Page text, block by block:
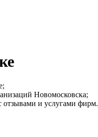
Новомосковска;
отзывами и услугами фирм.